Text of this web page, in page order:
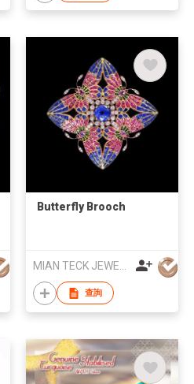
Butterfly Brooch
MIAN TECK JEWELRY EXPORT CO LTD
查詢